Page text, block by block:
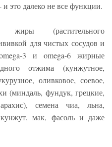
это далеко не все функции.
(растительного
для чистых сосудов и
3 и omega-6 жирные
отжима (кунжутное,
оливковое, соевое,
(миндаль, фундук, грецкие,
семена чиа, льна,
мак, фасоль и даже